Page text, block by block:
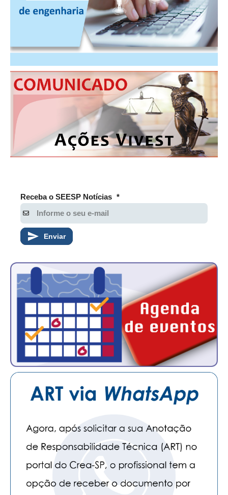
SEESPPREV
COMUNICAÇÃO
PALAVRA DO MURILO
CONTEÚDO ESPECIAL
SEESP NOTÍCIAS
NOTÍCIAS NO WHATSAPP
FOTOS
PUBLICAÇÕES
PUBLICIDADE
RELEASES
CADASTRO
ASSOCIE-SE
NÚCLEO JOVEM
Receba o SEESP Notícias *
Enviar